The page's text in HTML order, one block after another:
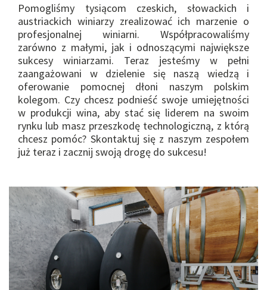
Pomogliśmy tysiącom czeskich, słowackich i
austriackich winiarzy zrealizować ich marzenie o
profesjonalnej winiarni. Współpracowaliśmy
zarówno z małymi, jak i odnoszącymi największe
sukcesy winiarzami. Teraz jesteśmy w pełni
zaangażowani w dzielenie się naszą wiedzą i
oferowanie pomocnej dłoni naszym polskim
kolegom. Czy chcesz podnieść swoje umiejętności
w produkcji wina, aby stać się liderem na swoim
rynku lub masz przeszkodę technologiczną, z którą
chcesz pomóc? Skontaktuj się z naszym zespołem
już teraz i zacznij swoją drogę do sukcesu!